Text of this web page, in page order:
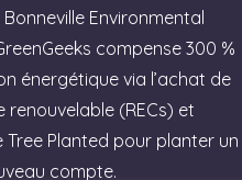
Environmental
compense 300 %
énergétique via l’achat de
renouvelable (RECs) et
Planted pour planter un
compte.